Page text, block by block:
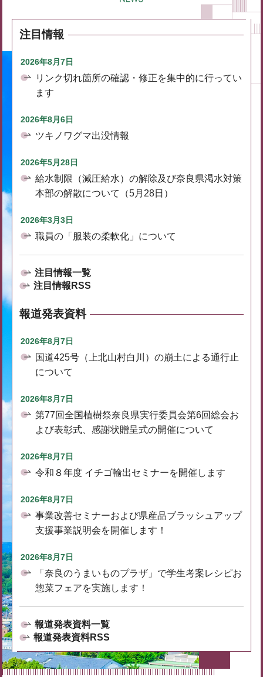
注目情報
2026年8月7日
リンク切れ箇所の確認・修正を集中的に行ってい
ます
2026年8月6日
ツキノワグマ出没情報
2026年5月28日
給水制限（減圧給水）の解除及び奈良県渇水対策
本部の解散について（5月28日）
2026年3月3日
職員の「服装の柔軟化」について
注目情報一覧
注目情報RSS
報道発表資料
2026年8月7日
国道425号（上北山村白川）の崩土による通行止
について
2026年8月7日
第77回全国植樹祭奈良県実行委員会第6回総会お
よび表彰式、感謝状贈呈式の開催について
2026年8月7日
令和８年度 イチゴ輸出セミナーを開催します
2026年8月7日
事業改善セミナーおよび県産品ブラッシュアップ
支援事業説明会を開催します！
2026年8月7日
「奈良のうまいものプラザ」で学生考案レシピお
惣菜フェアを実施します！
報道発表資料一覧
報道発表資料RSS